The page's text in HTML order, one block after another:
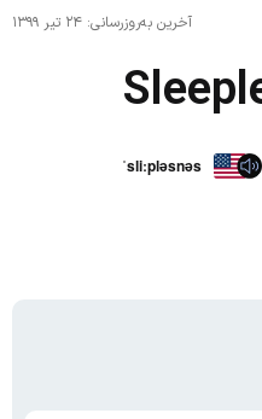
آخرین به‌روزرسانی: ۲۴ تیر ۱۳۹۹
ˈsliːpləsnəs